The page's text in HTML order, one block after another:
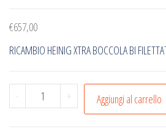
€657,00
RICAMBIO HEINIG XTRA BOCCOLA BI
-
RICAMBIO
HEINIG
+ Aggiungi al carrello